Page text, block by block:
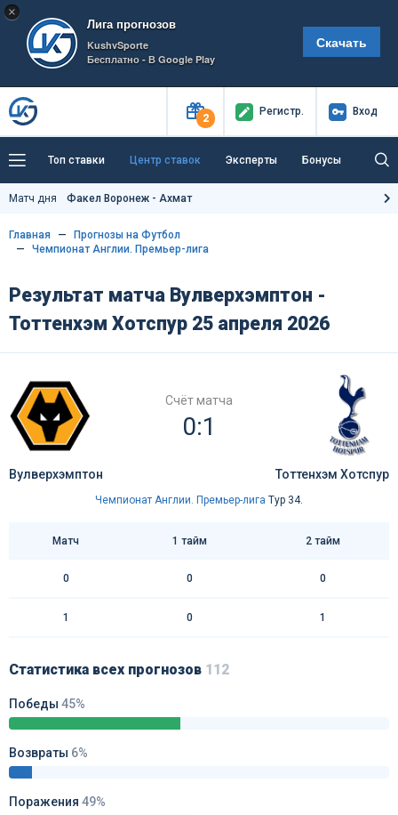
×
Лига прогнозов
KushvSporte
Бесплатно - В Google Play
Скачать
2
Регистр. Вход
Топ ставки Центр ставок Эксперты Бонусы
Тренды Букмекеры
Как тут заработать?
Матч дня Факел Воронеж - Ахмат
Главная
Прогнозы на Футбол
Чемпионат Англии. Премьер-лига
Результат матча Вулверхэмптон -
Тоттенхэм Хотспур 25 апреля 2026
Счёт матча
0:1
Вулверхэмптон Тоттенхэм Хотспур
Чемпионат Англии. Премьер-лига Тур 34.
Матч 1 тайм 2 тайм
0 0 0
1 0 1
Статистика всех прогнозов 112
Победы 45%
Возвраты 6%
Поражения 49%